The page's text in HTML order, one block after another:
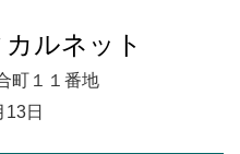
ルネット
町１１番地
日